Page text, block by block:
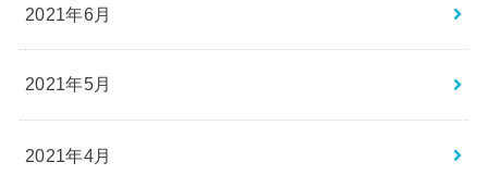
2021年6月
2021年5月
2021年4月